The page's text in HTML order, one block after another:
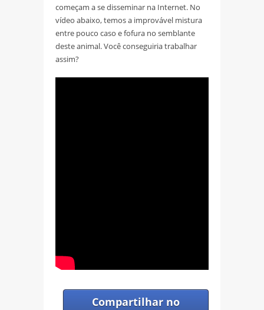
começam a se disseminar na Internet. No
vídeo abaixo, temos a improvável mistura
entre pouco caso e fofura no semblante
deste animal. Você conseguiria trabalhar
assim?
Compartilhar no